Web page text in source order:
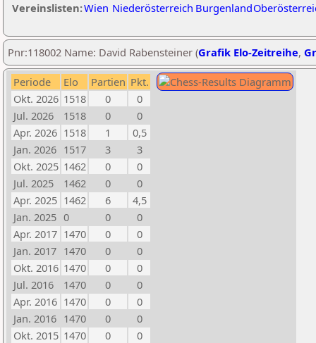
Vereinslisten:Wien Niederösterreich Burgenland
Pnr:118002 Name: David Rabensteiner (Grafik Elo-Zeitreihe,
Periode Elo Partien Pkt.
Okt. 2026 1518 0
0
Jul. 2026
1518 0
0
Apr. 2026 1518 1
0,5
Jan. 2026 1517 3
3
Okt. 2025 1462 0
0
Jul. 2025
1462 0
0
Apr. 2025 1462 6
4,5
Jan. 2025 0 0
0
Apr. 2017 1470 0
0
Jan. 2017 1470 0
0
Okt. 2016 1470 0
0
Jul. 2016
1470 0
0
Apr. 2016 1470 0
0
Jan. 2016 1470 0
0
Okt. 2015 1470 0
0